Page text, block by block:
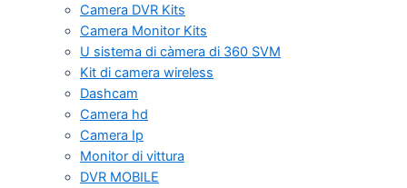
Camera DVR Kits
Camera Monitor Kits
U sistema di càmera di 360 SVM
Kit di camera wireless
Dashcam
Camera hd
Camera Ip
Monitor di vittura
DVR MOBILE